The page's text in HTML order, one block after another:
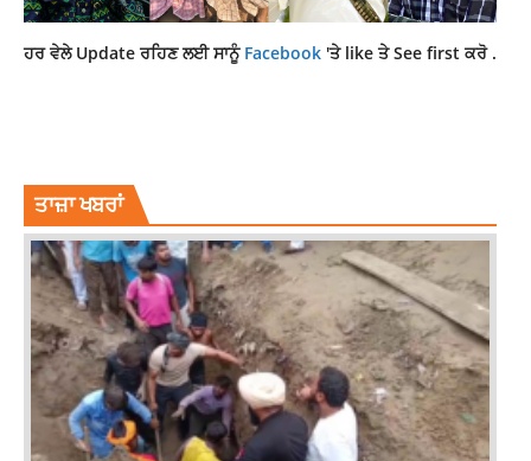
ਹਰ ਵੇਲੇ Update ਰਹਿਣ ਲਈ ਸਾਨੂੰ Facebook 'ਤੇ like ਤੇ See first ਕਰੋ .
ਤਾਜ਼ਾ ਖਬਰਾਂ